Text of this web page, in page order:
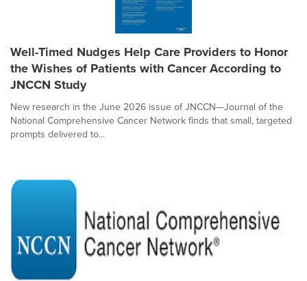
Well-Timed Nudges Help Care Providers to Honor
the Wishes of Patients with Cancer According to
JNCCN Study
New research in the June 2026 issue of JNCCN—Journal of the
National Comprehensive Cancer Network finds that small, targeted
prompts delivered to...